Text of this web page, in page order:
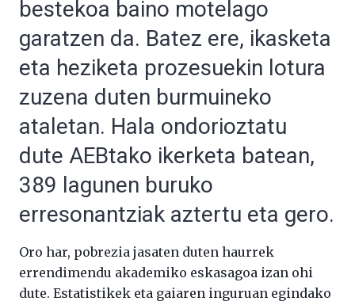
bestekoa baino motelago
garatzen da. Batez ere, ikasketa
eta heziketa prozesuekin lotura
zuzena duten burmuineko
ataletan. Hala ondorioztatu
dute AEBtako ikerketa batean,
389 lagunen buruko
erresonantziak aztertu eta gero.
Oro har, pobrezia jasaten duten haurrek
errendimendu akademiko eskasagoa izan ohi
dute. Estatistikek eta gaiaren inguruan egindako